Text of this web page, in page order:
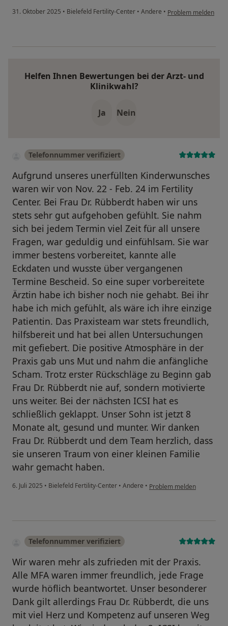
31. Oktober 2025 • Bielefeld Fertility-Center • Andere • Problem melden
Helfen Ihnen Bewertungen bei der Arzt- und
Klinikwahl?
Ja Nein
Telefonnummer verifiziert
Aufgrund unseres unerfüllten Kinderwunsches
waren wir von Nov. 22 - Feb. 24 im Fertility
Center. Bei Frau Dr. Rübberdt haben wir uns
stets sehr gut aufgehoben gefühlt. Sie nahm
sich bei jedem Termin viel Zeit für all unsere
Fragen, war geduldig und einfühlsam. Sie war
immer bestens vorbereitet, kannte alle
Eckdaten und wusste über vergangenen
Termine Bescheid. So eine super vorbereitete
Ärztin habe ich bisher noch nie gehabt. Bei ihr
habe ich mich gefühlt, als wäre ich ihre einzige
Patientin. Das Praxisteam war stets freundlich,
hilfsbereit und hat bei allen Untersuchungen
mit gefiebert. Die positive Atmosphäre in der
Praxis gab uns Mut und nahm die anfängliche
Scham. Trotz erster Rückschläge zu Beginn gab
Frau Dr. Rübberdt nie auf, sondern motivierte
uns weiter. Bei der nächsten ICSI hat es
schließlich geklappt. Unser Sohn ist jetzt 8
Monate alt, gesund und munter. Wir danken
Frau Dr. Rübberdt und dem Team herzlich, dass
sie unseren Traum von einer kleinen Familie
wahr gemacht haben.
6. Juli 2025 • Bielefeld Fertility-Center • Andere • Problem melden
Telefonnummer verifiziert
Wir waren mehr als zufrieden mit der Praxis.
Alle MFA waren immer freundlich, jede Frage
wurde höflich beantwortet. Unser besonderer
Dank gilt allerdings Frau Dr. Rübberdt, die uns
mit viel Herz und Kompetenz auf unseren Weg